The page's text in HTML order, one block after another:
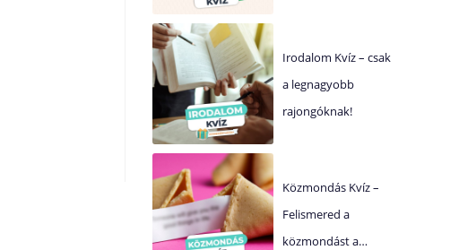
Irodalom Kvíz – csak
a legnagyobb
rajongóknak!
Közmondás Kvíz –
Felismered a
közmondást a…